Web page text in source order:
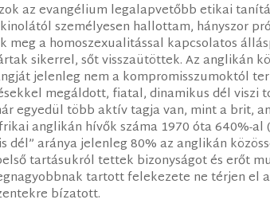
az evangélium legalapvetőbb etikai
személyesen hallottam, hányszor
meg a homoszexualitással kapcsolatos
sikerrel, sőt visszaütöttek. Az anglikán
jelenleg nem a kompromisszumoktól
megáldott, fiatal, dinamikus dél viszi
egyedül több aktív tagja van, mint a brit,
anglikán hívők száma 1970 óta 640%-al
dél” aránya jelenleg 80% az anglikán
tartásukról tettek bizonyságot és erőt
tartott felekezete ne térjen el
bízatott.